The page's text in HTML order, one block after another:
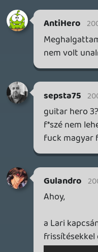
az 576-nak.)
Szünet:
Hát, ezt nem
bele...
Bár nagy
mégiscsak extra/
Blu-Ray győzelem:
Sztem a HD-DVD
lenne, ha a
X360-ra a játékok
jelennének meg s
ahogy nézem, a
a DVD korlátait.
One Console:
bár mindegyik
vannak minőségbeli
ezt csak a NAGYON